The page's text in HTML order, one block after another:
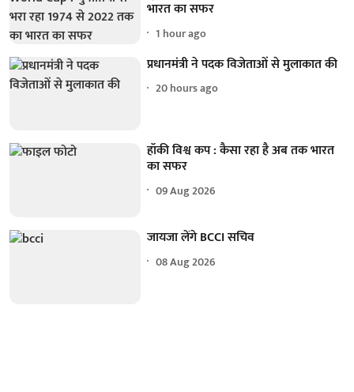
भारत का सफर
1 hour ago
प्रधानमंत्री ने पदक विजेताओं से मुलाकात की
20 hours ago
हॉकी विश्व कप : कैसा रहा है अब तक भारत
का सफर
09 Aug 2026
जायजा लेंगे BCCI सचिव
08 Aug 2026